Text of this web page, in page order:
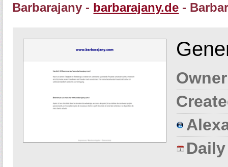
Barbarajany - barbarajany.de -